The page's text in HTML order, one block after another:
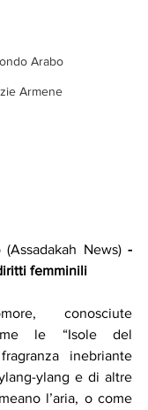
Arabo
Armene
News) -
femminili
conosciute
le “Isole del
inebriante
ylang e di altre
l’aria, o come